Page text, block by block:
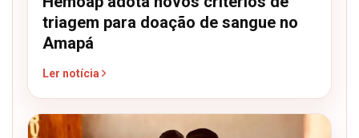
triagem para doação de sangue no
Amapá
Ler notícia